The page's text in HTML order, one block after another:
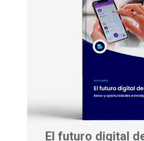
El futuro digital